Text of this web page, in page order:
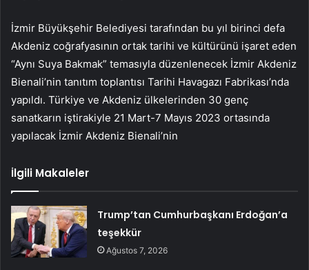
İzmir Büyükşehir Belediyesi tarafından bu yıl birinci defa
Akdeniz coğrafyasının ortak tarihi ve kültürünü işaret eden
“Aynı Suya Bakmak” temasıyla düzenlenecek İzmir Akdeniz
Bienali’nin tanıtım toplantısı Tarihi Havagazı Fabrikası’nda
yapıldı. Türkiye ve Akdeniz ülkelerinden 30 genç
sanatkarın iştirakiyle 21 Mart-7 Mayıs 2023 ortasında
yapılacak İzmir Akdeniz Bienali’nin
İlgili Makaleler
Trump’tan Cumhurbaşkanı Erdoğan’a
teşekkür
Ağustos 7, 2026